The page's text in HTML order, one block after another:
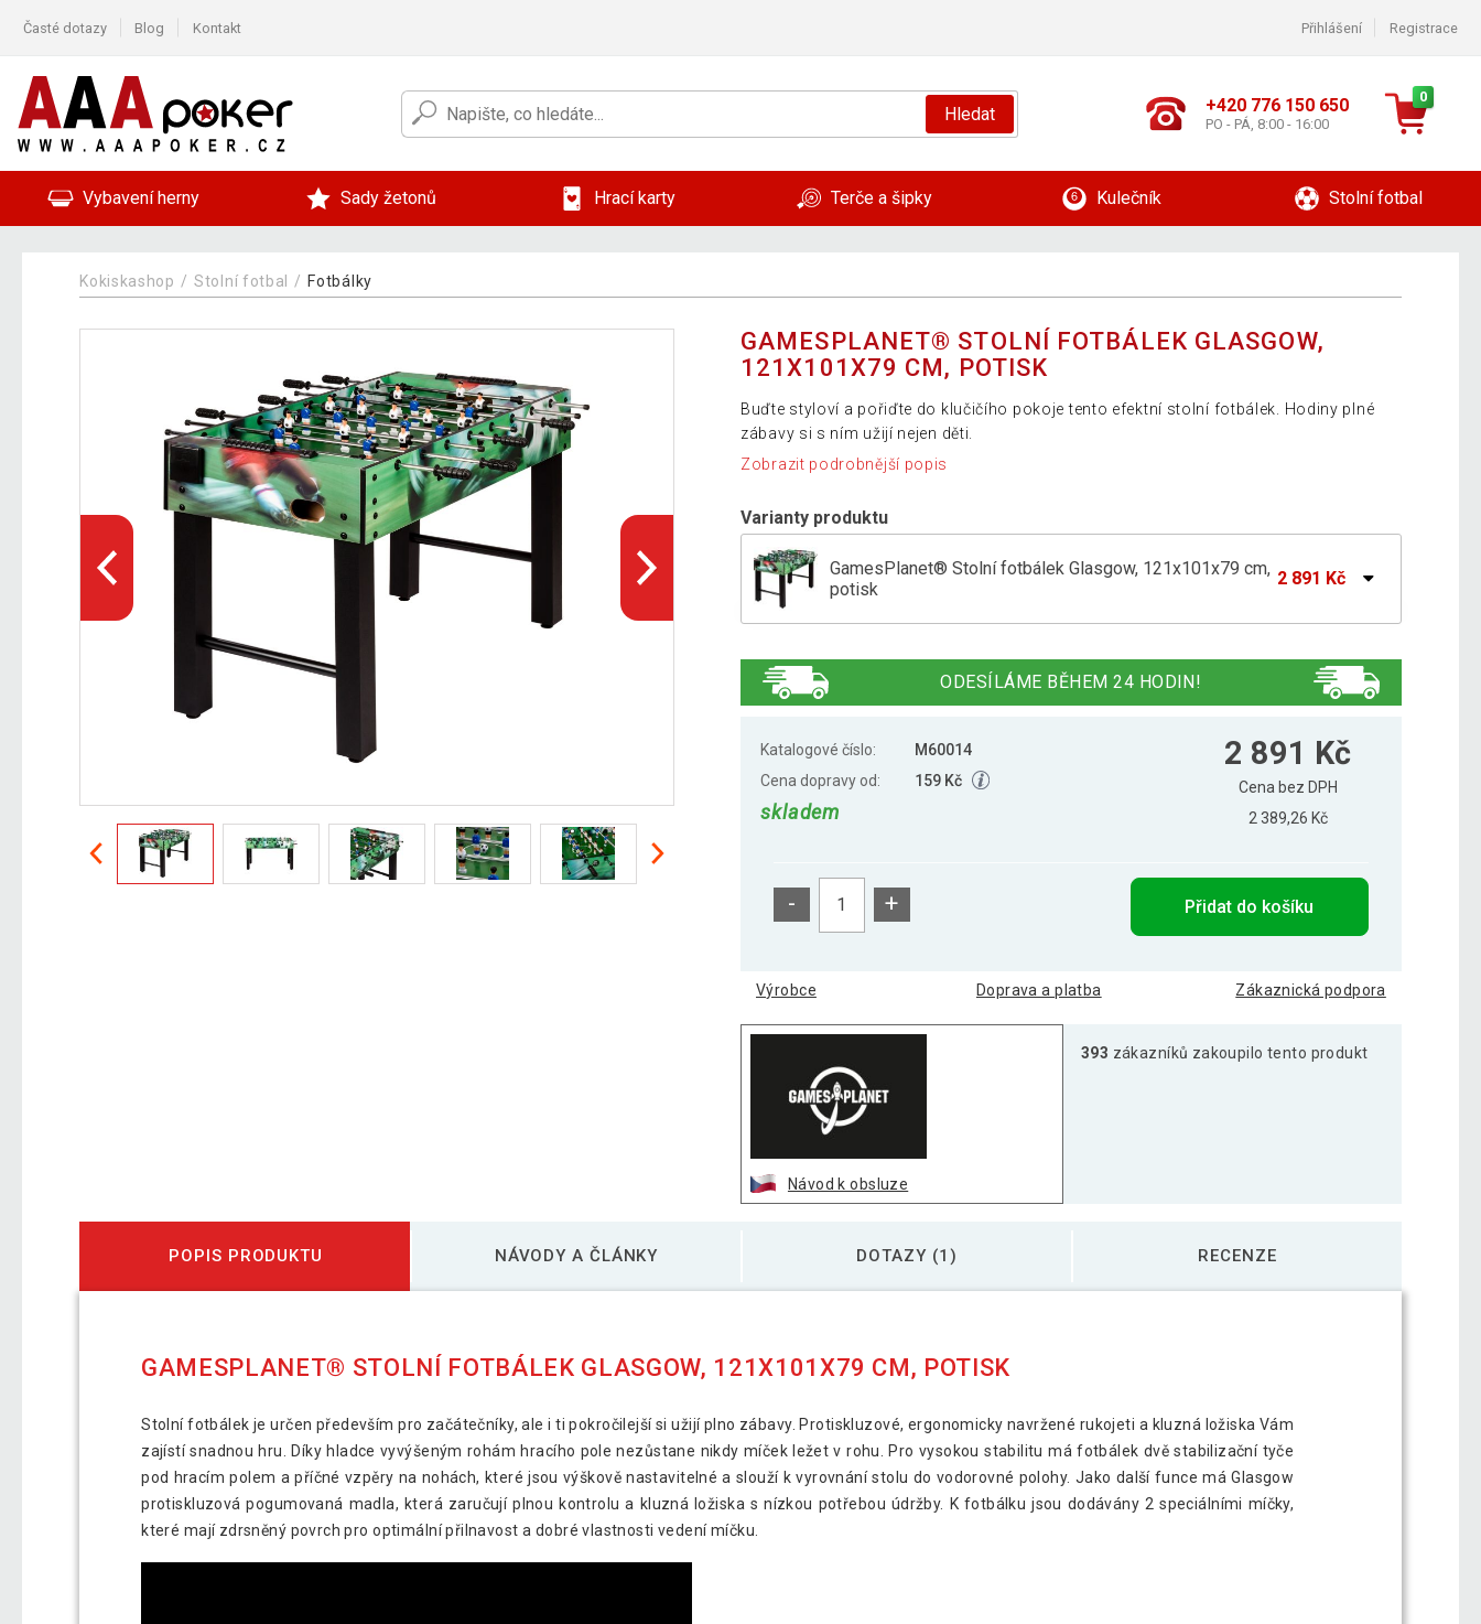
Časté dotazy Blog Kontakt Přihlášení Registrace
Hledat +420 776 150 650
PO - PÁ, 8:00 - 16:00
0
Vybavení herny Sady žetonů Hrací karty Terče a šipky Kulečník Stolní fotbal
Kokiskashop Stolní fotbal Fotbálky
GAMESPLANET® STOLNÍ FOTBÁLEK GLASGOW,
121X101X79 CM, POTISK
Buďte styloví a pořiďte do klučičího pokoje tento efektní stolní fotbálek. Hodiny plné
zábavy si s ním užijí nejen děti.
Zobrazit podrobnější popis
Varianty produktu
GamesPlanet® Stolní fotbálek Glasgow, 121x101x79 cm,
potisk
2 891 Kč
buk
2 988 Kč
GamesPlanet® Stolní fotbálek Glasgow, 121x101x79 cm, bílý 2 812 Kč
GamesPlanet® Stolní fotbálek Glasgow, 121x101x79 cm,
modrý
ODESÍLÁME BĚHEM 24 HODIN!
Katalogové číslo:
M60014
Cena dopravy od:
159 Kč
skladem
2 891 Kč
Cena bez DPH
2 389,26 Kč
- + Přidat do košíku
Výrobce Doprava a platba Zákaznická podpora
Návod k obsluze
393 zákazníků zakoupilo tento produkt
POPIS PRODUKTU NÁVODY A ČLÁNKY DOTAZY (1) RECENZE
GAMESPLANET® STOLNÍ FOTBÁLEK GLASGOW, 121X101X79 CM, POTISK
Stolní fotbálek je určen především pro začátečníky, ale i ti pokročilejší si užijí plno zábavy. Protiskluzové, ergonomicky navržené rukojeti a kluzná ložiska Vám
zajístí snadnou hru. Díky hladce vyvýšeným rohám hracího pole nezůstane nikdy míček ležet v rohu. Pro vysokou stabilitu má fotbálek dvě stabilizační tyče
pod hracím polem a příčné vzpěry na nohách, které jsou výškově nastavitelné a slouží k vyrovnání stolu do vodorovné polohy. Jako další funce má Glasgow
protiskluzová pogumovaná madla, která zaručují plnou kontrolu a kluzná ložiska s nízkou potřebou údržby. K fotbálku jsou dodávány 2 speciálními míčky,
které mají zdrsněný povrch pro optimální přilnavost a dobré vlastnosti vedení míčku.